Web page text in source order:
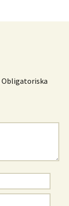
Obligatoriska